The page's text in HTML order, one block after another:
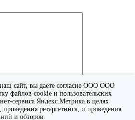
сайт, вы даете согласие ООО ООО
файлов cookie и пользовательских
сервиса Яндекс.Метрика в целях
ретаргетинга, и проведения
и обзоров.
политики конфиденциальности